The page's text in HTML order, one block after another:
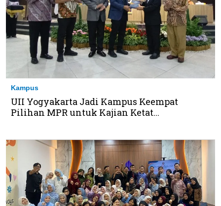
Kampus
UII Yogyakarta Jadi Kampus Keempat
Pilihan MPR untuk Kajian Ketat...